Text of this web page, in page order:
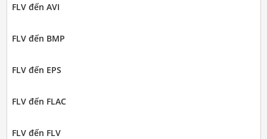
FLV đến AVI
FLV đến BMP
FLV đến EPS
FLV đến FLAC
FLV đến FLV